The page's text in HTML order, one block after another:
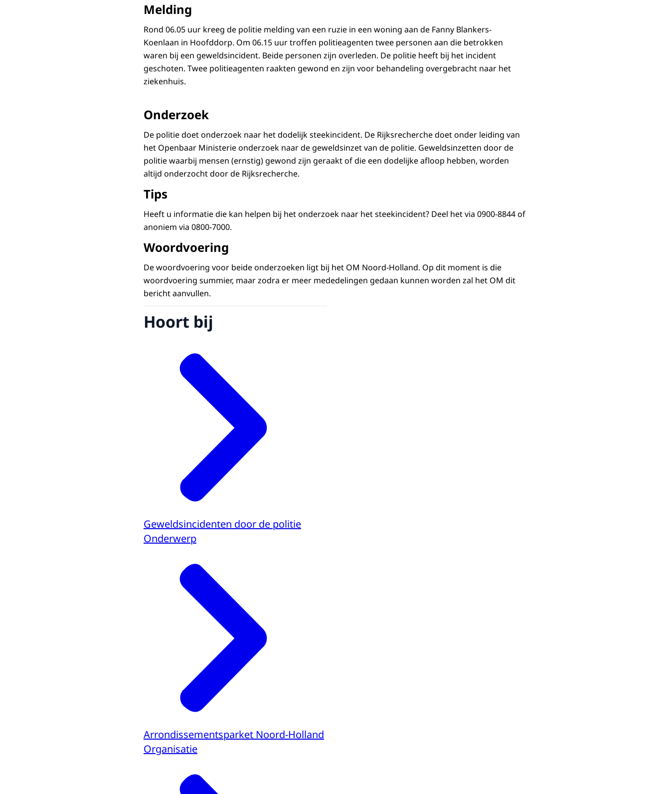
Melding
Rond 06.05 uur kreeg de politie melding van een ruzie in een woning aan de Fanny Blankers-
Koenlaan in Hoofddorp. Om 06.15 uur troffen politieagenten twee personen aan die betrokken
waren bij een geweldsincident. Beide personen zijn overleden. De politie heeft bij het incident
geschoten. Twee politieagenten raakten gewond en zijn voor behandeling overgebracht naar het
ziekenhuis.
Onderzoek
De politie doet onderzoek naar het dodelijk steekincident. De Rijksrecherche doet onder leiding van
het Openbaar Ministerie onderzoek naar de geweldsinzet van de politie. Geweldsinzetten door de
politie waarbij mensen (ernstig) gewond zijn geraakt of die een dodelijke afloop hebben, worden
altijd onderzocht door de Rijksrecherche.
Tips
Heeft u informatie die kan helpen bij het onderzoek naar het steekincident? Deel het via 0900-8844 of
anoniem via 0800-7000.
Woordvoering
De woordvoering voor beide onderzoeken ligt bij het OM Noord-Holland. Op dit moment is die
woordvoering summier, maar zodra er meer mededelingen gedaan kunnen worden zal het OM dit
bericht aanvullen.
Hoort bij
Geweldsincidenten door de politie
Onderwerp
Arrondissementsparket Noord-Holland
Organisatie